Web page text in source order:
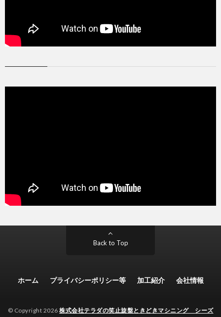
Back to Top
ホーム プライバシーポリシー等 加工紹介 会社情報
© Copyright 2026 株式会社テラダの笑止旋盤ときどきマシニング シーズ